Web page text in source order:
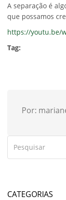
A separação é
que possamos
https://youtu.be/
Tag:
Por:
CATEGORIAS